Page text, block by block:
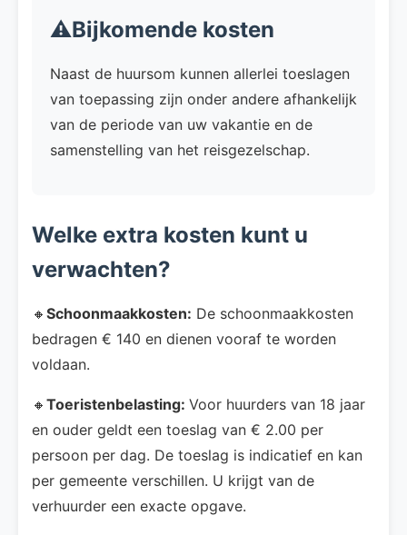
⚠️Bijkomende kosten
Naast de huursom kunnen allerlei toeslagen
van toepassing zijn onder andere afhankelijk
van de periode van uw vakantie en de
samenstelling van het reisgezelschap.
Welke extra kosten kunt u
verwachten?
🔸 Schoonmaakkosten: De schoonmaakkosten
bedragen € 140 en dienen vooraf te worden
voldaan.
🔸 Toeristenbelasting: Voor huurders van 18 jaar
en ouder geldt een toeslag van € 2.00 per
persoon per dag. De toeslag is indicatief en kan
per gemeente verschillen. U krijgt van de
verhuurder een exacte opgave.